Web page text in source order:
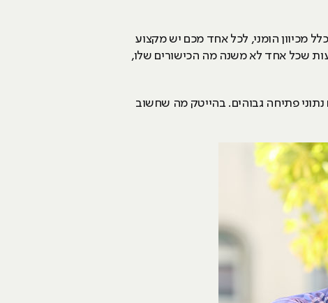
מכיוון הומני, לכל אחד מכם יש מקצוע
שכל אחד לא משנה מה הכישורים שלו,
נתוני פתיחה גבוהים. בהייטק מה שחשוב